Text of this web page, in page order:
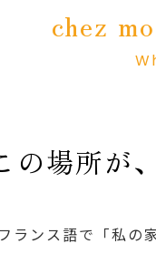
chez
の場所が
ンス語で「私の家